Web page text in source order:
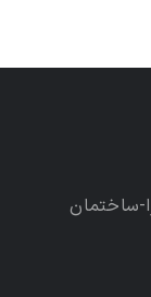
ساختمان